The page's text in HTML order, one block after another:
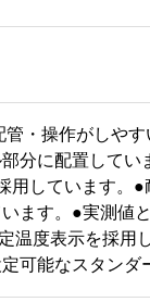
・操作がしや
分に配置してい
用しています。
ます。●実測値
温度表示を採用
可能なスタンダ